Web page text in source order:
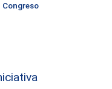
Congreso